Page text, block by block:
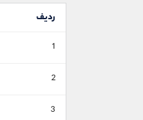
ردیف
1
2
3
تلفن
بدون پیش شماره
کانال بله